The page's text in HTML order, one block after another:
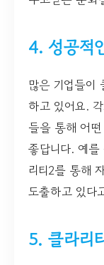
4. 성공적
많은 기업들이
하고 있어요.
들을 통해 어
좋답니다. 예
리티2를 통해
도출하고 있다
5. 클라리